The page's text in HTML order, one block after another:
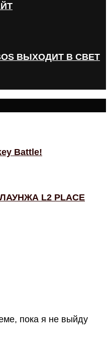
ВЫХОДИТ В СВЕТ
Battle!
L2 PLACE
пока я не выйду